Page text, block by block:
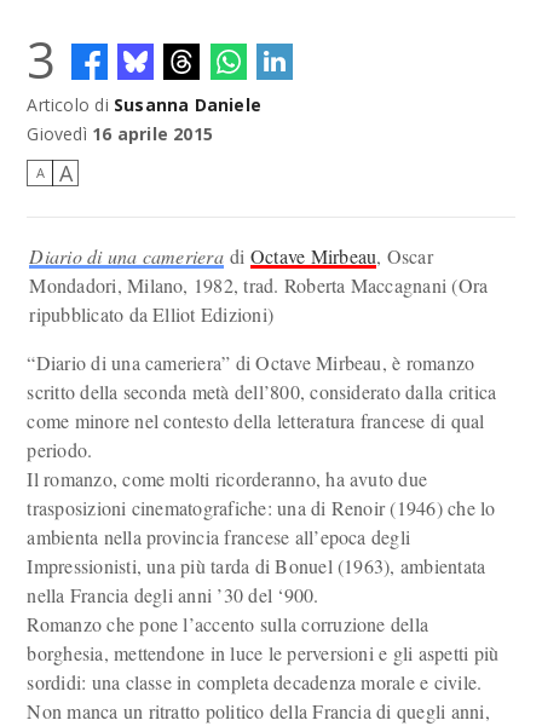
3
Articolo di Susanna Daniele
Giovedì 16 aprile 2015
A A
Diario di una camerieradi Octave Mirbeau, Oscar
Mondadori, Milano, 1982, trad. Roberta Maccagnani (Ora
ripubblicato da Elliot Edizioni)
“Diario di una cameriera” di Octave Mirbeau, è romanzo
scritto della seconda metà dell’800, considerato dalla critica
come minore nel contesto della letteratura francese di qual
periodo.
Il romanzo, come molti ricorderanno, ha avuto due
trasposizioni cinematografiche: una di Renoir (1946) che lo
ambienta nella provincia francese all’epoca degli
Impressionisti, una più tarda di Bonuel (1963), ambientata
nella Francia degli anni ’30 del ‘900.
Romanzo che pone l’accento sulla corruzione della
borghesia, mettendone in luce le perversioni e gli aspetti più
sordidi: una classe in completa decadenza morale e civile.
Non manca un ritratto politico della Francia di quegli anni,